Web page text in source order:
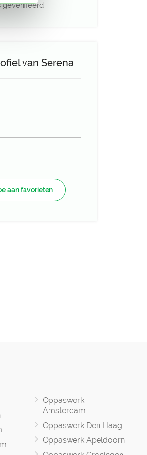
geverifieerd
van Serena
aan favorieten
Oppaswerk
Amsterdam
Oppaswerk Den Haag
Oppaswerk Apeldoorn